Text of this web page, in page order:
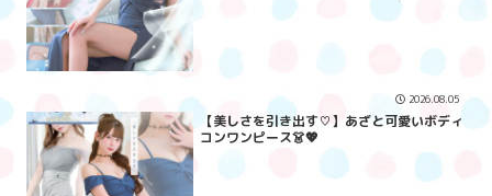
2026.08.05
【美しさを引き出す♡】あざと可愛いボディ
コンワンピース👗💖